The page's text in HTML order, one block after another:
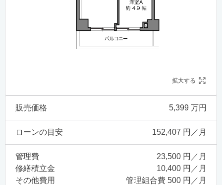
拡大する
販売価格 5,399 万円
ローンの目安 152,407 円／月
管理費
23,500 円／月
修繕積立金
10,400 円／月
その他費用
管理組合費 500 円／月